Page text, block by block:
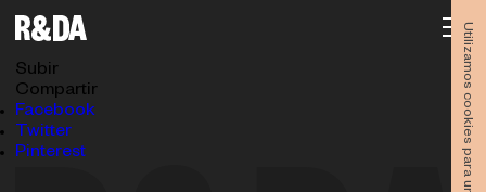
interior2-2
Subir
Compartir
Facebook
Twitter
Pinterest